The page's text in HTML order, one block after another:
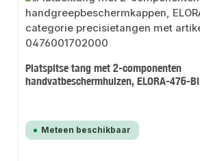
Platspitse tang met 2-componenten
handvatbeschermhulzen, ELORA-476-BI
Meteen beschikbaar